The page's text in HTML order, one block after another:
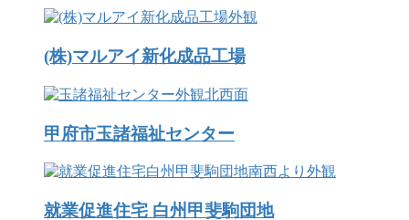
(株)マルアイ新化成品工場
甲府市玉諸福祉センター
就業促進住宅 白州甲斐駒団地